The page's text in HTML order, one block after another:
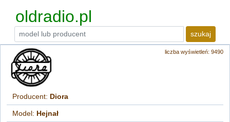
oldradio.pl
szukaj
liczba wyświetleń: 9490
Producent: Diora
Model: Hejnał